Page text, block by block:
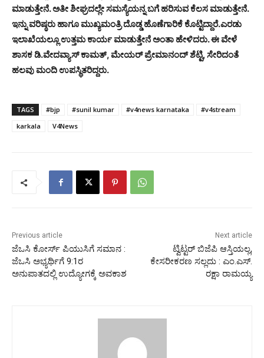
ಮಾಡುತ್ತೇನೆ. ಅತೀ ಶೀಘ್ರದಲ್ಲೇ ಸಮಸ್ಯೆಯನ್ನ ಬಗೆ ಹರಿಸುವ ಕೆಲಸ ಮಾಡುತ್ತೇನೆ.
ಇನ್ನು ವರಿಷ್ಠರು ಹಾಗೂ ಮುಖ್ಯಮಂತ್ರಿ ದೊಡ್ಡ ಹೊಣೆಗಾರಿಕೆ ಕೊಟ್ಟಿದ್ದಾರೆ.ಎರಡು
ಇಲಾಖೆಯಲ್ಲೂ ಉತ್ತಮ ಕಾರ್ಯ ಮಾಡುತ್ತೇನೆ ಅಂತಾ ಹೇಳಿದರು. ಈ ವೇಳೆ
ಶಾಸಕ ಡಿ.ವೇದವ್ಯಾಸ್ ಕಾಮತ್, ಮೇಯರ್ ಪ್ರೇಮಾನಂದ್ ಶೆಟ್ಟಿ, ಸೇರಿದಂತೆ
ಹಲವು ಮಂದಿ ಉಪಸ್ಥಿತರಿದ್ದರು.
TAGS #bjp #sunil kumar #v4news karnataka
#v4stream
karkala
V4News
Previous article
ಜೆಒಸಿ ಕೋರ್ಸ್ ಪಿಯುಸಿಗೆ ಸಮಾನ :
ಜೆಒಸಿ ಅಭ್ಯರ್ಥಿಗೆ 9:1ರ
ಅನುಪಾತದಲ್ಲಿ ಉದ್ಯೋಗಕ್ಕೆ ಅವಕಾಶ
Next article
ಟ್ವಿಟ್ಟರ್ ಬಿಜೆಪಿ ಆಸ್ತಿಯಲ್ಲ,
ಕೇಸರೀಕರಣ ಸಲ್ಲದು : ಎಂ.ಎಸ್.
ರಕ್ಷಾ ರಾಮಯ್ಯ